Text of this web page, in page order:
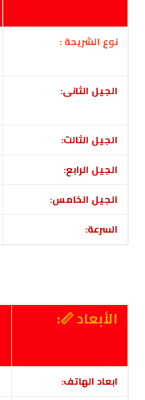
نوع الشريحة :
الجيل الثانى:
الجيل الثالث:
الجيل الرابع:
الجيل الخامس:
السرعة:
الأبعاد 📏:
ابعاد الهاتف: